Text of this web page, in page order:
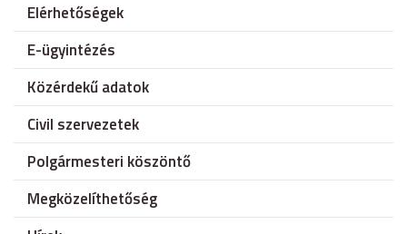
Elérhetőségek
E-ügyintézés
Közérdekű adatok
Civil szervezetek
Polgármesteri köszöntő
Megközelíthetőség